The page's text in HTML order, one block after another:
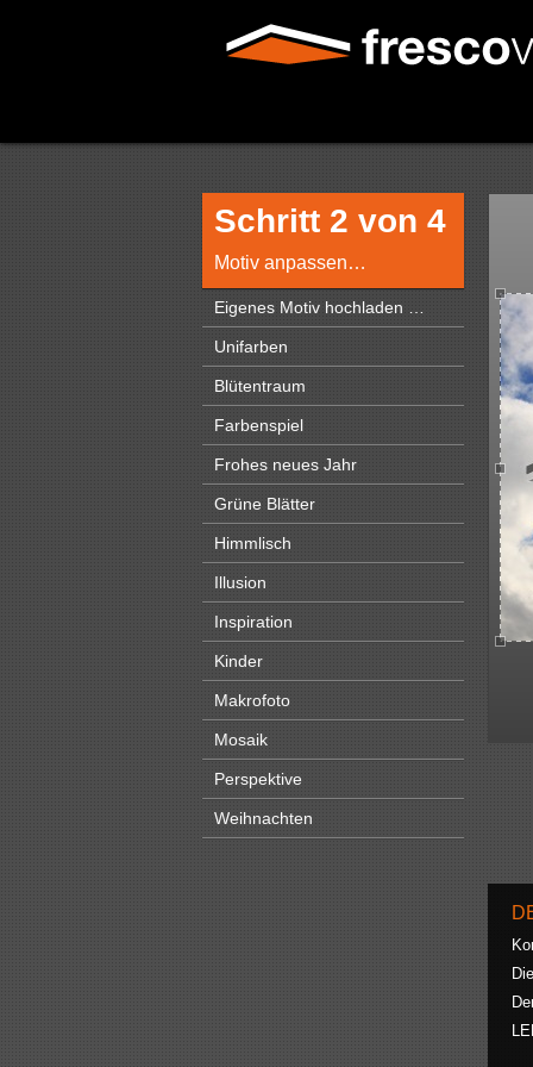
Schritt 2 von 4
Motiv anpassen…
Eigenes Motiv hochladen …
Unifarben
Blütentraum
Farbenspiel
Frohes neues Jahr
Grüne Blätter
Himmlisch
Illusion
Inspiration
Kinder
Makrofoto
Mosaik
Perspektive
Weihnachten